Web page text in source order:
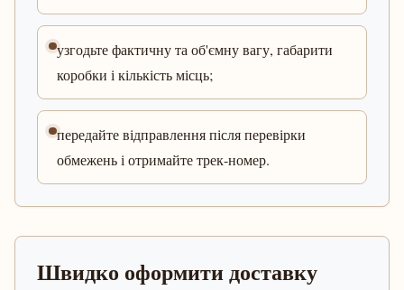
узгодьте фактичну та об'ємну вагу, габарити
коробки і кількість місць;
передайте відправлення після перевірки
обмежень і отримайте трек-номер.
Швидко оформити доставку